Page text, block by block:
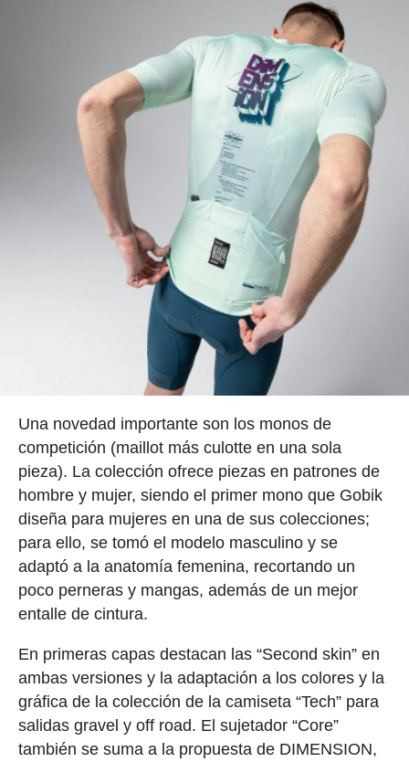
Una novedad importante son los monos de
competición (maillot más culotte en una sola
pieza). La colección ofrece piezas en patrones de
hombre y mujer, siendo el primer mono que Gobik
diseña para mujeres en una de sus colecciones;
para ello, se tomó el modelo masculino y se
adaptó a la anatomía femenina, recortando un
poco perneras y mangas, además de un mejor
entalle de cintura.
En primeras capas destacan las “Second skin” en
ambas versiones y la adaptación a los colores y la
gráfica de la colección de la camiseta “Tech” para
salidas gravel y off road. El sujetador “Core”
también se suma a la propuesta de DIMENSION,